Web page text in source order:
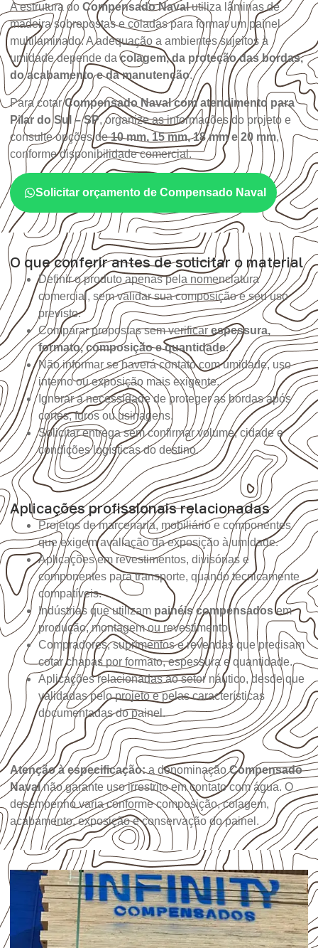
A estrutura do Compensado Navalutiliza lâminas de
madeira sobrepostas e coladas para formar um painel
multilaminado. A adequação a ambientes sujeitos à
umidade depende dacolagem, da proteção das bordas,
do acabamento e da manutenção.
Para cotarCompensado Naval com atendimento para
Pilar do Sul – SP, organize as informações do projeto e
consulte opções de10 mm, 15 mm, 18 mm e 20 mm,
conforme disponibilidade comercial.
Solicitar orçamento de Compensado Naval
O que conferir antes de solicitar o material
Definir o produto apenas pela nomenclatura
comercial, sem validar sua composição e seu uso
previsto.
Comparar propostas sem verificar espessura,
formato, composição e quantidade.
Não informar se haverá contato com umidade, uso
interno ou exposição mais exigente.
Ignorar a necessidade de proteger as bordas após
cortes, furos ou usinagens.
Solicitar entrega sem confirmar volume, cidade e
condições logísticas do destino.
Aplicações profissionais relacionadas
Projetos de marcenaria, mobiliário e componentes
que exigem avaliação da exposição à umidade.
Aplicações em revestimentos, divisórias e
componentes para transporte, quando tecnicamente
compatíveis.
Indústrias que utilizam painéis compensadosem
produção, montagem ou revestimento.
Compradores, suprimentos e revendas que precisam
cotar chapas por formato, espessura e quantidade.
Aplicações relacionadas ao setor náutico, desde que
validadas pelo projeto e pelas características
documentadas do painel.
Atenção à especificação:a denominaçãoCompensado
Navalnão garante uso irrestrito em contato com água. O
desempenho varia conforme composição, colagem,
acabamento, exposição e conservação do painel.